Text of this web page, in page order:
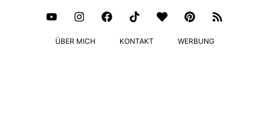
ÜBER MICH KONTAKT WERBUNG